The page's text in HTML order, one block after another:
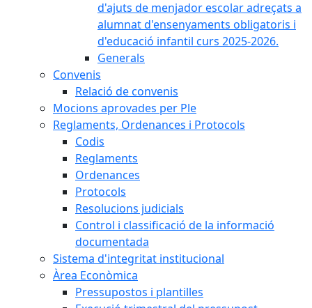
d'ajuts de menjador escolar adreçats a
alumnat d'ensenyaments obligatoris i
d'educació infantil curs 2025-2026.
Generals
Convenis
Relació de convenis
Mocions aprovades per Ple
Reglaments, Ordenances i Protocols
Codis
Reglaments
Ordenances
Protocols
Resolucions judicials
Control i classificació de la informació
documentada
Sistema d'integritat institucional
Àrea Econòmica
Pressupostos i plantilles